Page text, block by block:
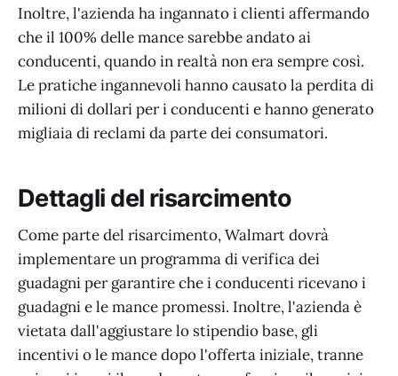
Inoltre, l'azienda ha ingannato i clienti affermando
che il 100% delle mance sarebbe andato ai
conducenti, quando in realtà non era sempre così.
Le pratiche ingannevoli hanno causato la perdita di
milioni di dollari per i conducenti e hanno generato
migliaia di reclami da parte dei consumatori.
Dettagli del risarcimento
Come parte del risarcimento, Walmart dovrà
implementare un programma di verifica dei
guadagni per garantire che i conducenti ricevano i
guadagni e le mance promessi. Inoltre, l'azienda è
vietata dall'aggiustare lo stipendio base, gli
incentivi o le mance dopo l'offerta iniziale, tranne